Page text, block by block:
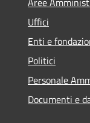
Uffici
Enti e
Politici
Personale
Documenti e